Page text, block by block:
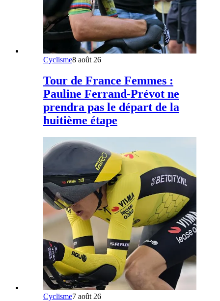
Cyclisme8 août 26
Tour de France Femmes :
Pauline Ferrand-Prévot ne
prendra pas le départ de la
huitième étape
Cyclisme7 août 26